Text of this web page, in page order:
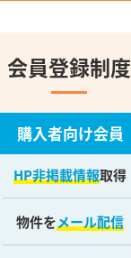
会員登録制度
購入者向け会員
HP非掲載情報取得
物件をメール配信